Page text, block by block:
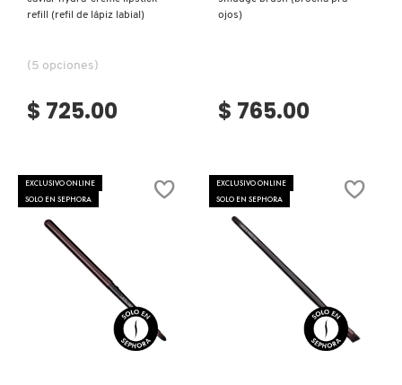
refill (refil de lápiz labial)
(5 opciones)
$ 725.00
ojos)
$ 765.00
EXCLUSIVO ONLINE
SOLO EN SEPHORA
Ver más
EXCLUSIVO ONLINE
SOLO EN SEPHORA
Ver más